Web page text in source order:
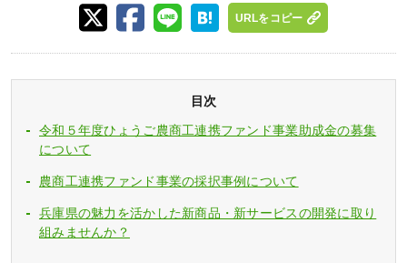
URLをコピー
目次
令和５年度ひょうご農商工連携ファンド事業助成金の募集
について
農商工連携ファンド事業の採択事例について
兵庫県の魅力を活かした新商品・新サービスの開発に取り
組みませんか？